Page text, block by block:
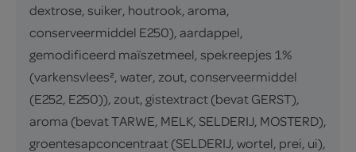
dextrose, suiker, houtrook, aroma,
conserveermiddel E250), aardappel,
gemodificeerd maïszetmeel, spekreepjes 1%
(varkensvlees², water, zout, conserveermiddel
(E252, E250)), zout, gistextract (bevat GERST),
aroma (bevat TARWE, MELK, SELDERIJ, MOSTERD),
groentesapconcentraat (SELDERIJ, wortel, prei, ui),